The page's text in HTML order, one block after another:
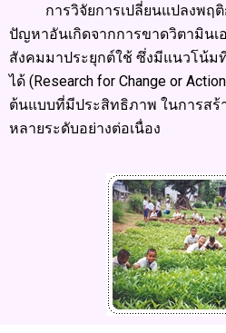
การวิจัยการเปลี่ยนแปลงพฤติ
ปัญหาอันเกิดจากการขาดวิตามินเ
สังคมมาประยุกต์ใช้ ซึ่งมีแนวโน้ม
ได้ (Research for Change or
ต้นแบบที่มีประสิทธิภาพ ในการสร้
หลายระดับอย่างต่อเนื่อง